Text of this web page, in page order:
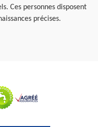
Ces personnes disposent
précises.